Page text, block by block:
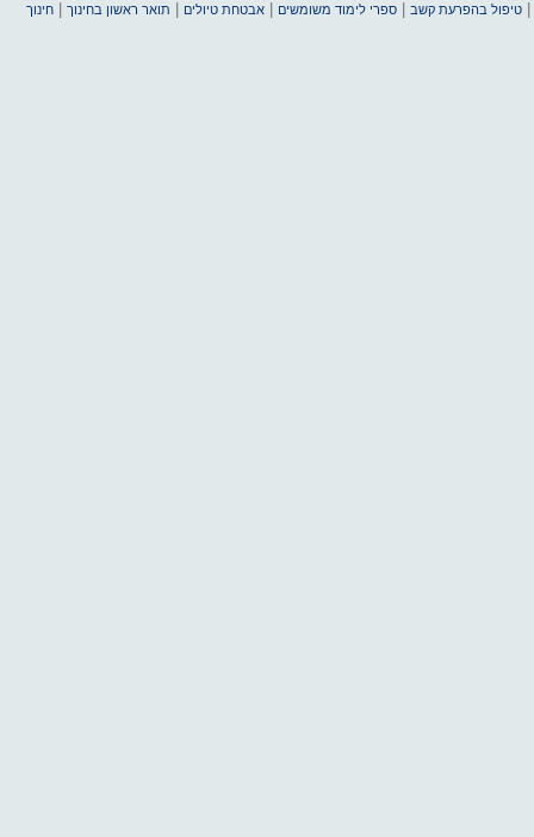
|טיפול בהפרעת קשב |ספרי לימוד משומשים |אבטחת טיולים תואר ראשון בחינוך |חינוך